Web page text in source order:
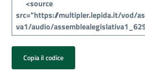
Copia il codice